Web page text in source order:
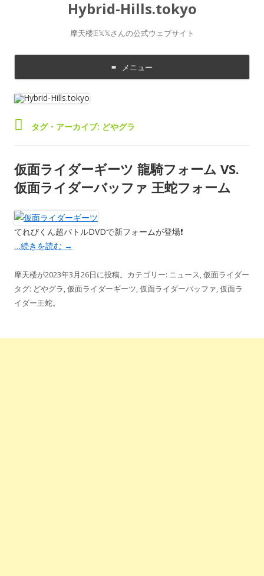
Hybrid-Hills.tokyo
摩天楼𝔼𝕏𝕏さんの公式ウェブサイト
メニュー
コ
ン
テ
ツ
移
タグ・アーカイブ: どやグラ
仮面ライダーギーツ 龍騎フォーム VS.
仮面ライダーバッファ 王蛇フォーム
てれびくん超バトルDVDで新フォームが登場❗️
…続きを読む →
摩天楼が2023年3月26日に投稿。カテゴリー: ニュース,仮面ライダー
タグ: どやグラ,仮面ライダーギーツ,仮面ライダーバッファ,仮面ラ
イダー王蛇。